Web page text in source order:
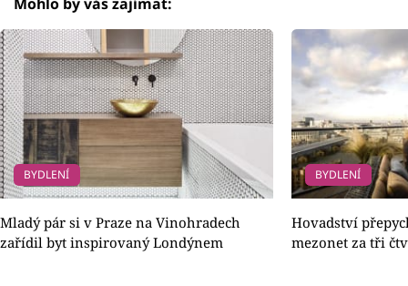
BYDLENÍ
Mladý pár si v Praze na Vinohradech
zařídil byt inspirovaný Londýnem
BYDLENÍ
Hovadství
mezonet za tři